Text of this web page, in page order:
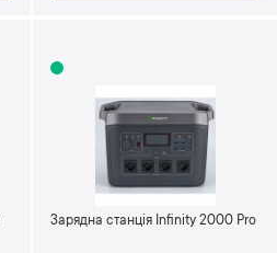
Зарядна станція Infinity 2000 Pro